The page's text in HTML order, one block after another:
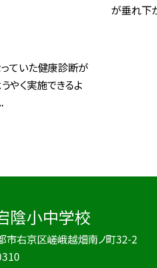
ていた健康診断が
やく実施できるよ
が垂れ下
陰小中学校
市右京区嵯峨越畑南ノ町32-2